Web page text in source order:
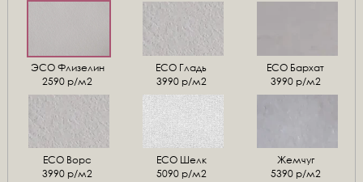
ЭСО Флизелин
2590 р/м2
ЕСО Гладь
3990 р/м2
ECO Бархат
3990 р/м2
ЕСО Ворс
3990 р/м2
ЕСО Шелк
5090 р/м2
Жемчуг
5390 р/м2